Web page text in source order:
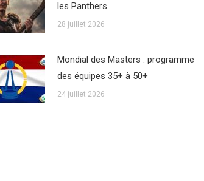
les Panthers
28 juillet 2026
Mondial des Masters : programme
des équipes 35+ à 50+
24 juillet 2026